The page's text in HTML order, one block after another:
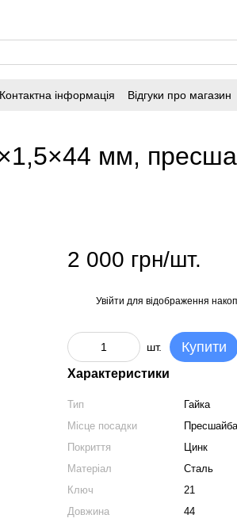
Контактна інформація Відгуки про магазин
мм,
2 000 грн/шт.
Увійти для відображення
шт. Купити
Характеристики
Тип
Гайка
Місце посадки
Пресшайба
Покриття
Цинк
Матеріал
Сталь
Ключ
21
Довжина
44